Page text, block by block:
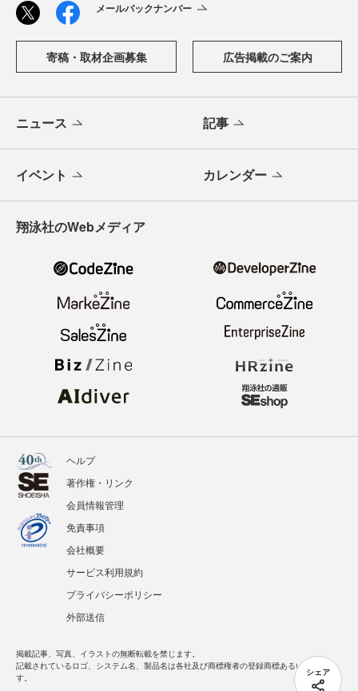
シェア
メールバックナンバー
寄稿・取材企画募集 広告掲載のご案内
ニュース 記事
イベント カレンダー
翔泳社のWebメディア
ヘルプ
著作権・リンク
会員情報管理
免責事項
会社概要
サービス利用規約
プライバシーポリシー
外部送信
掲載記事、写真、イラストの無断転載を禁じます。
記載されているロゴ、システム名、製品名は各社及び商標権者の登録商標あるいは商標で
す。